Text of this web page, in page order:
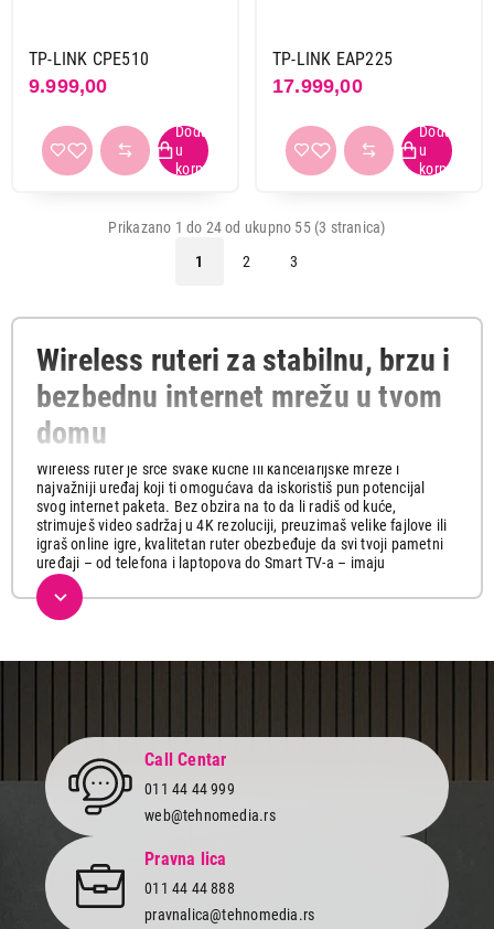
TP-LINK CPE510
9.999,00
TP-LINK EAP225
17.999,00
Prikazano 1 do 24 od ukupno 55 (3 stranica)
1
2 3
Wireless ruteri za stabilnu, brzu i
bezbednu internet mrežu u tvom
domu
Wireless ruter je srce svake kućne ili kancelarijske mreže i
najvažniji uređaj koji ti omogućava da iskoristiš pun potencijal
svog internet paketa. Bez obzira na to da li radiš od kuće,
strimuješ video sadržaj u 4K rezoluciji, preuzimaš velike fajlove ili
igraš online igre, kvalitetan ruter obezbeđuje da svi tvoji pametni
uređaji – od telefona i laptopova do Smart TV-a – imaju
konstantnu, brzu i stabilnu vezu bez ikakvih zastoja i prekida.
Tehnomedia nudi izuzetan asortiman mrežne opreme vrhunskog
Kako izabrati idealan ruter za tvoje
potrebe?
Pronalazak pravog rutera zavisi od broja uređaja koje planiraš da
povežeš, veličine prostora koji pokrivaš, kao i od brzine protoka
podataka koju zahtevaju tvoje svakodnevne aktivnosti.
U našoj ponudi možeš pronaći modele različitih karakteristika, od
Call Centar
011 44 44 999
web@tehnomedia.rs
Pravna lica
011 44 44 888
pravnalica@tehnomedia.rs